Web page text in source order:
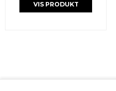
VIS PRODUKT